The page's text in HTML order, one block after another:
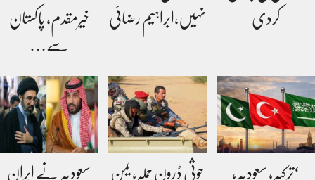
کردی
نہیں،ابراہیم رضائی
خیرمقدم، پاکستان
سے…
‘ترکیہ، سعودیہ، حوثی ڈرون حملہ، یمن سعودیہ نے ایران